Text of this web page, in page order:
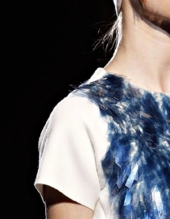
Moda
fikirler, öne
vogue trendler,
sırları ve en
haberdar olmak
bültenimize